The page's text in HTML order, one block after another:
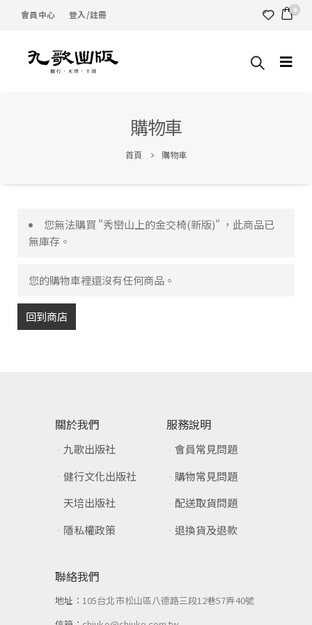
會員中心 登入/註冊 0
購物車
首頁 購物車
您無法購買 "秀巒山上的金交椅(新版)" ，此商品已
無庫存。
您的購物車裡還沒有任何商品。
回到商店
關於我們
九歌出版社
健行文化出版社
天培出版社
隱私權政策
服務說明
會員常見問題
購物常見問題
配送取貨問題
退換貨及退款
聯絡我們
地址：105台北市松山區八德路三段12巷57弄40號